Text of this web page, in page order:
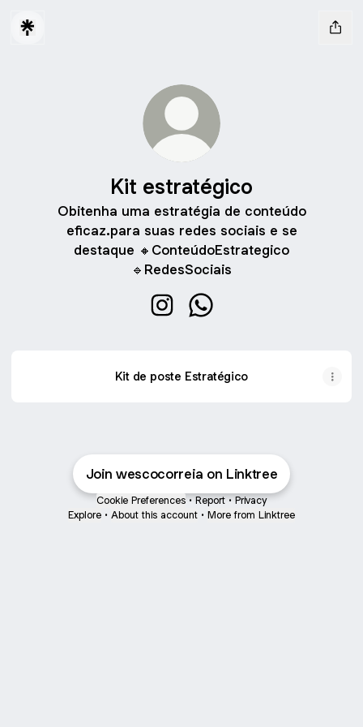
Kit estratégico
Obitenha uma estratégia de conteúdo
eficaz.para suas redes sociais e se
destaque 🔸ConteúdoEstrategico
🔹RedesSociais
Kit de poste Estratégico
Join wescocorreia on Linktree
Cookie Preferences • Report • Privacy
Explore • About this account • More from Linktree